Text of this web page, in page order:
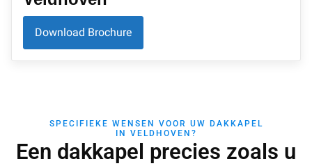
Download Brochure
SPECIFIEKE WENSEN VOOR UW DAKKAPEL
IN VELDHOVEN?
Een dakkapel precies zoals u